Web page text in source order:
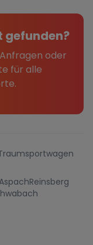
oder
für alle
Reinsberg